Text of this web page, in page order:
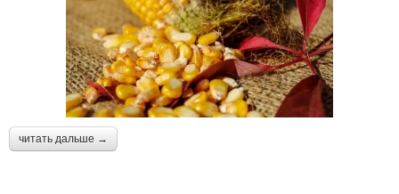
читать дальше →